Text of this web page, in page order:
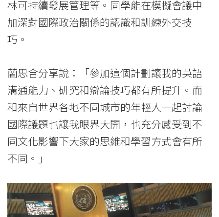
林可持續發展管理等。同學能在模擬會議中
加深對國際政治關係的認識和訓練外交技
巧。
藺思含分享說：「參加這個計劃讓我的英語
溝通能力、研究和辯論技巧都有所提升。而
和來自世界各地不同城市的年輕人一起討論
國際議題也讓我眼界大開，也充分感受到不
同文化影響下大家的思維和學習方式會有所
不同。」